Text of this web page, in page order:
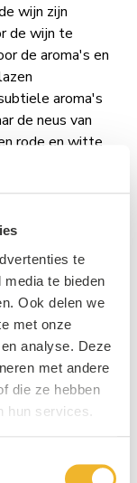
te
te bieden
Ook delen we
met onze
analyse. Deze
met andere
die ze hebben
hun services.
wijn zijn
de wijn te
de aroma's en
aroma's
de neus van
rode en witte
het heeft een
we van wijn
zijn
glas te
de smaak,
aan bier,